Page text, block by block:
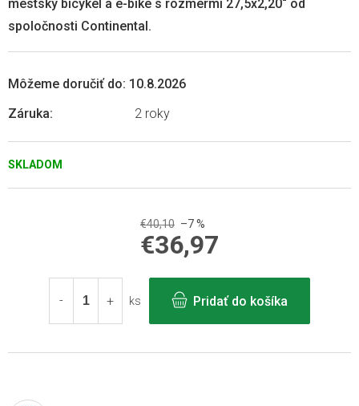
SKLADOM
Môžeme doručiť do: 10.8.2026
Záruka: 2 roky
mestský bicykel a e-bike s rozmermi 27,5x2,20“ od
spoločnosti Continental.
€40,10 –7 %
€36,97
cena:
ks
Pridať do košíka